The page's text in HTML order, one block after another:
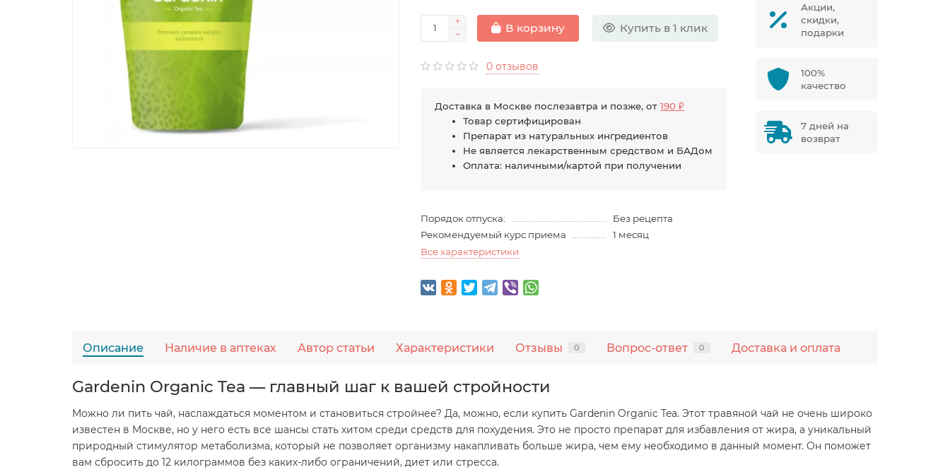
В корзину Купить в 1 клик
0 отзывов
Доставка в Москве послезавтра и позже, от190 ₽
Товар сертифицирован
Препарат из натуральных ингредиентов
Не является лекарственным средством и БАДом
Оплата: наличными/картой при получении
Порядок отпуска:
Без рецепта
Рекомендуемый курс приема
1 месяц
Все характеристики
Акции,
скидки,
подарки
100%
качество
7 дней на
возврат
Описание Наличие в аптеках Автор статьи Характеристики Отзывы 0 Вопрос-ответ 0 Доставка и оплата
Gardenin Organic Tea — главный шаг к вашей стройности
Можно ли пить чай, наслаждаться моментом и становиться стройнее? Да, можно, если купить Gardenin Organic Tea. Этот травяной чай не очень широко
известен в Москве, но у него есть все шансы стать хитом среди средств для похудения. Это не просто препарат для избавления от жира, а уникальный
природный стимулятор метаболизма, который не позволяет организму накапливать больше жира, чем ему необходимо в данный момент. Он поможет
вам сбросить до 12 килограммов без каких-либо ограничений, диет или стресса.